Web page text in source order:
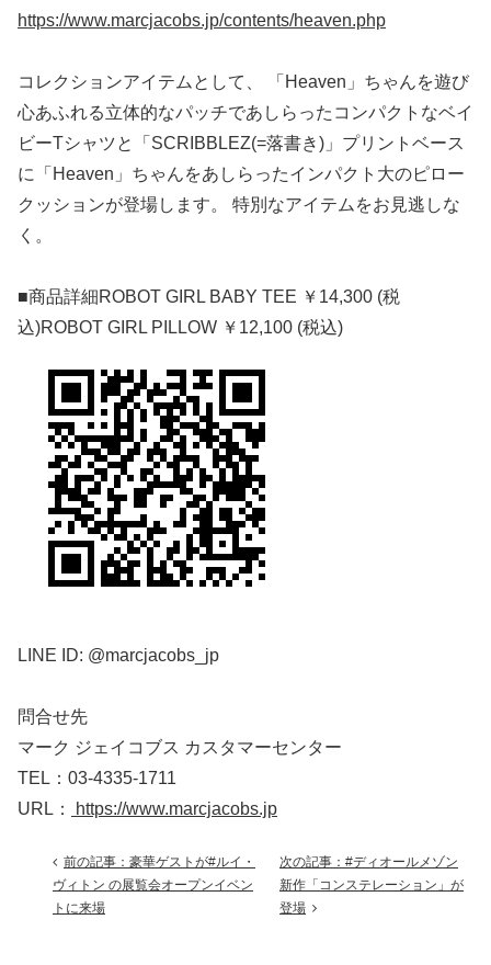
https://www.marcjacobs.jp/contents/heaven.php
コレクションアイテムとして、 「Heaven」ちゃんを遊び
心あふれる立体的なパッチであしらったコンパクトなベイ
ビーTシャツと「SCRIBBLEZ(=落書き)」プリントベース
に「Heaven」ちゃんをあしらったインパクト大のピロー
クッションが登場します。 特別なアイテムをお見逃しな
く。
■商品詳細ROBOT GIRL BABY TEE ￥14,300 (税
込)ROBOT GIRL PILLOW ￥12,100 (税込)
LINE ID: @marcjacobs_jp
問合せ先
マーク ジェイコブス カスタマーセンター
TEL：03-4335-1711
URL：
https://www.marcjacobs.jp
前の記事：豪華ゲストが#ルイ・
ヴィトン の展覧会オープンイベン
トに来場
次の記事：#ディオールメゾン
新作「コンステレーション」が
登場